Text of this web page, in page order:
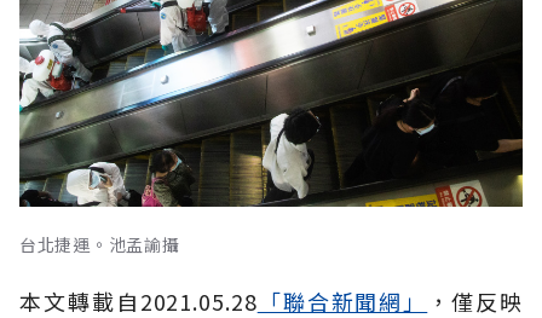
台北捷運。池孟諭攝
本文轉載自2021.05.28 「聯合新聞網」 ，僅反映